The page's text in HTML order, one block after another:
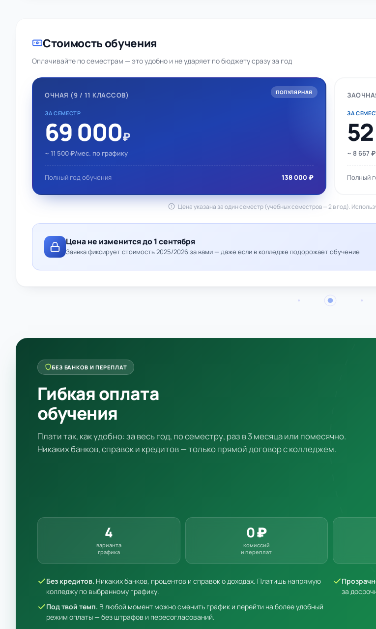
Стоимость обучения
Оплачивайте по семестрам — это удобно и не ударяет по бюджету сразу за год
ПОПУЛЯРНАЯ
ОЧНАЯ (9 / 11 КЛАССОВ)
ЗА СЕМЕСТР
69 000₽
~ 11 500 ₽/мес. по графику
Полный год обучения 138 000 ₽
ЗА
~ 8 667
Полный
Цена указана за один семестр (учебных семестров — 2 в год).
Цена не изменится до 1 сентября
Заявка фиксирует стоимость 2025/2026 за вами — даже если в колледже подорожает обучение
БЕЗ БАНКОВ И ПЕРЕПЛАТ
Гибкая оплата
обучения
Плати так, как удобно: за весь год, по семестру, раз в 3 месяца или помесячно.
Никаких банков, справок и кредитов — только прямой договор с колледжем.
4
варианта
графика
0 ₽
комиссий
и переплат
Без кредитов. Никаких банков, процентов и справок о доходах. Платишь напрямую
колледжу по выбранному графику.
за
Под твой темп. В любой момент можно сменить график и перейти на более удобный
режим оплаты — без штрафов и пересогласований.